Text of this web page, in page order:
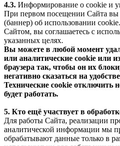
4.3. Информирование о cookie и
При первом посещении Сайта вы
(баннер) об использовании
Сайтом, вы соглашаетесь с
указанных целях.
Вы можете в любой момент
или аналитические cookie или
браузера так, чтобы он их
негативно сказаться на
Технические cookie отключить
будет работать.
5. Кто ещё участвует в
Для работы Сайта, реализации
аналитической информации мы
обрабатывают данные только в